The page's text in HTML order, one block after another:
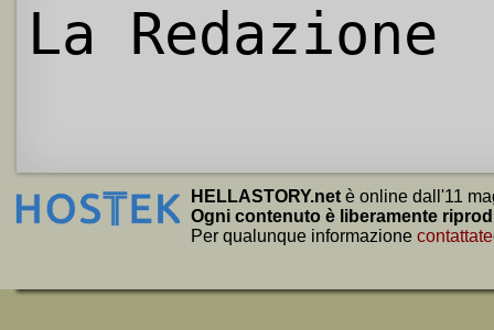
La Redazione
HELLASTORY.net è online dall'11
Ogni contenuto è liberamente
Per qualunque informazione